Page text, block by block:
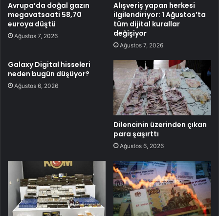
Avrupa’da doğal gazın
megavatsaati 58,70
euroya düştü
Ağustos 7, 2026
Alışveriş yapan herkesi
ilgilendiriyor: 1 Ağustos’ta
tüm dijital kurallar
değişiyor
Ağustos 7, 2026
Galaxy Digital hisseleri
neden bugün düşüyor?
Ağustos 6, 2026
Dilencinin üzerinden çıkan
para şaşırttı
Ağustos 6, 2026